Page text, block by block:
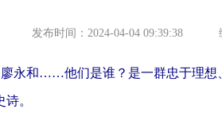
发布时间：2024-04-04 09:39:38
永和……他们是谁？是一群忠于理想
。